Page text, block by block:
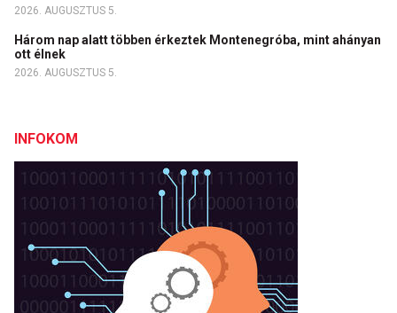
2026. AUGUSZTUS 5.
Három nap alatt többen érkeztek Montenegróba, mint ahányan
ott élnek
2026. AUGUSZTUS 5.
INFOKOM